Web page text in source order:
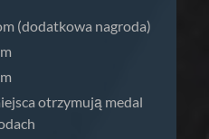
(dodatkowa nagroda)
otrzymują medal